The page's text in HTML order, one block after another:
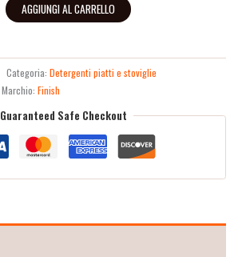
AGGIUNGI AL CARRELLO
Categoria: Detergenti piatti e stoviglie
Marchio: Finish
Guaranteed Safe Checkout